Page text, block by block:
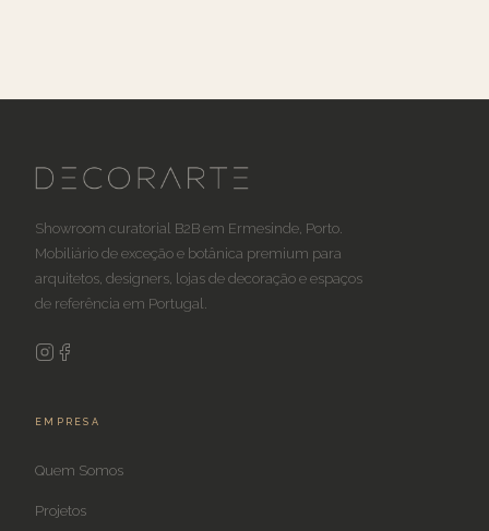
Showroom curatorial B2B em Ermesinde, Porto.
Mobiliário de exceção e botânica premium para
arquitetos, designers, lojas de decoração e espaços
de referência em Portugal.
EMPRESA
Quem Somos
Projetos